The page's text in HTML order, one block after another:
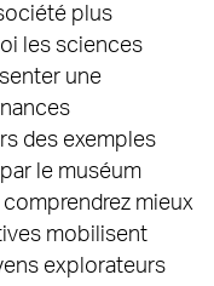
plus
les sciences
une
des exemples
le muséum
comprendrez mieux
mobilisent
explorateurs